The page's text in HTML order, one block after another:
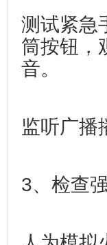
测试紧急
筒按钮，
音。
监听广播
‌3、检查